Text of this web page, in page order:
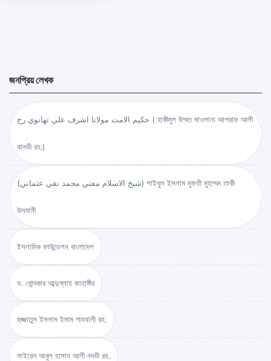
জনপ্রিয় লেখক
حكيم الامت مولانا اشرف علي تهانوي رح ( হাকীমুল উম্মত মাওলানা আশরাফ আলী
থানভী রহ.)
(شيخ الاسلام مفتي محمد تقي عثماني) শাইখুল ইসলাম মুফতী মুহাম্মদ তাকী
উসমানী
ইসলামিক ফাউন্ডেশন বাংলাদেশ
ড. খোন্দকার আব্দুল্লাহ জাহাঙ্গীর
হুজ্জাতুল ইসলাম ইমাম গাযযালী রহ.
সাইয়েদ আবুল হাসান আলী নদভী রহ.